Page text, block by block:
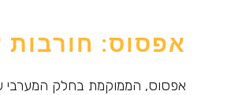
אפסוס: חורבות
אפסוס, הממוקמת בחלק המערבי